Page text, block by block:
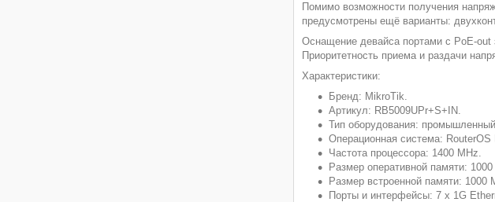
Помимо возможности получения
предусмотрены ещё варианты:
Оснащение девайса портами с PoE-out
Приоритетность приема и раздачи
Характеристики:
Бренд: MikroTik.
Артикул: RB5009UPr+S+IN.
Тип оборудования:
Операционная система: RouterOS
Частота процессора: 1400 MHz.
Размер оперативной памяти:
Размер встроенной памяти: 1000
Порты и интерфейсы: 7 х 1G